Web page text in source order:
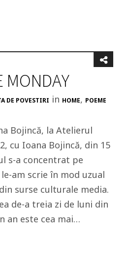
MONDAY
DE POVESTIRI in HOME, POEME
Bojincă, la Atelierul
cu Ioana Bojincă, din 15
s-a concentrat pe
am scrie în mod uzual
surse culturale media.
de-a treia zi de luni din
an este cea mai…